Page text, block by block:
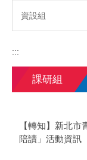
資設組
:::
課研組
【轉知】新北市
陪讀」活動資訊